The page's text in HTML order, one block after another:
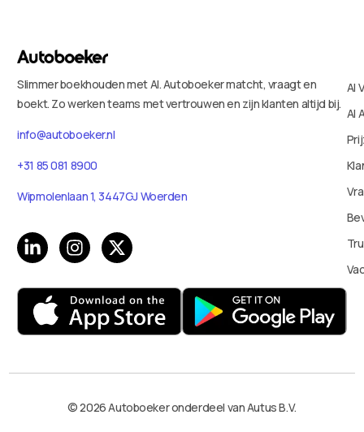
Slimmer boekhouden met AI. Autoboeker matcht, vraagt en
boekt. Zo werken teams met vertrouwen en zijn klanten altijd bij.
info@autoboeker.nl
+31 85 081 8900
Wipmolenlaan 1, 3447GJ Woerden
AI
AI
© 2026 Autoboeker onderdeel van Autus B.V.